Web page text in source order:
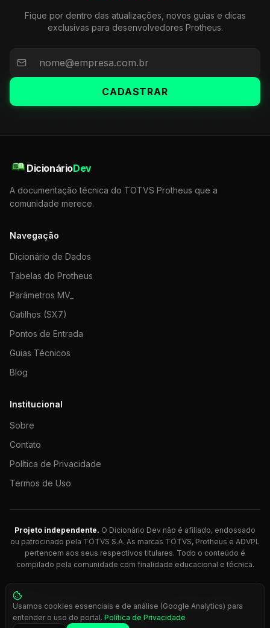
Fique por dentro das atualizações, novos guias e dicas
exclusivas para desenvolvedores Protheus.
CADASTRAR
DicionárioDev
A documentação técnica do TOTVS Protheus que a
comunidade merece.
Navegação
Dicionário de Dados
Tabelas do Protheus
Parâmetros MV_
Gatilhos (SX7)
Pontos de Entrada
Guias Técnicos
Blog
Institucional
Sobre
Contato
Política de Privacidade
Termos de Uso
Projeto independente. O Dicionário Dev não é afiliado, endossado
ou patrocinado pela TOTVS S.A. As marcas TOTVS, Protheus e ADVPL
pertencem aos seus respectivos titulares. Todo o conteúdo é
compilado pela comunidade com finalidade educacional e técnica.
© 2026 Dicionário Dev. Feito com 💚 para desenvolvedores
Protheus.
Press Ctrl+K
Usamos cookies essenciais e de análise (Google Analytics) para
entender o uso do portal. Política de Privacidade